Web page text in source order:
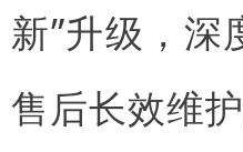
新”升级，
售后长效维